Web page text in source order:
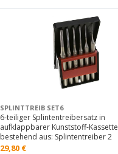
SPLINTTREIB SET6
6-teiliger Splintentreibersatz in
aufklappbarer Kunststoff-Kassette
bestehend aus: Splintentreiber 2
29,80 €